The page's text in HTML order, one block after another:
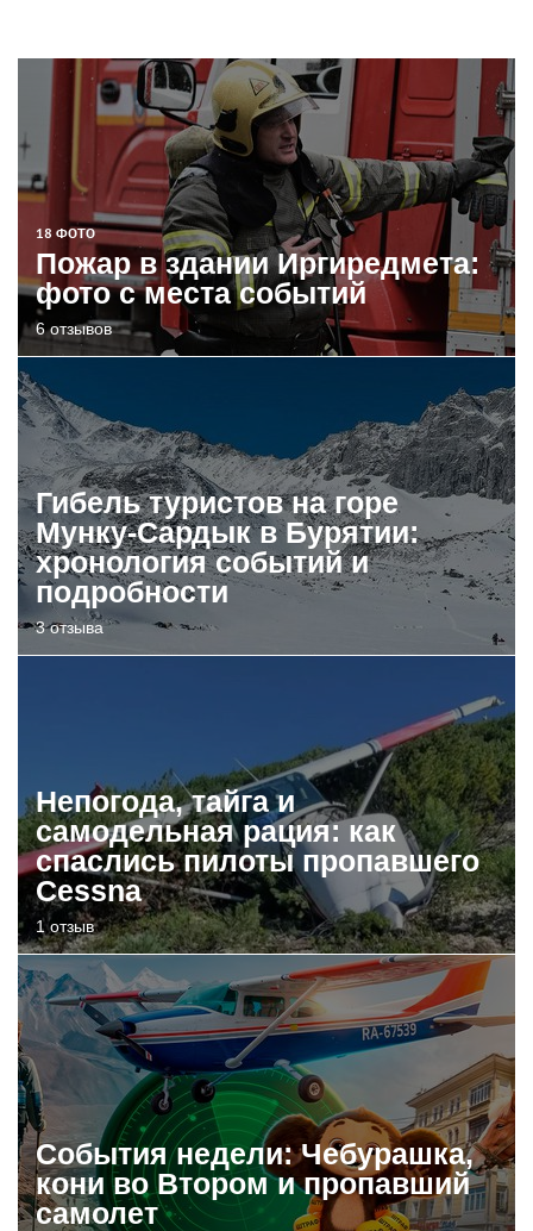
18 ФОТО
Пожар в здании Иргиредмета:
фото с места событий
6 отзывов
Гибель туристов на горе
Мунку-Сардык в Бурятии:
хронология событий и
подробности
3 отзыва
Непогода, тайга и
самодельная рация: как
спаслись пилоты пропавшего
Cessna
1 отзыв
События недели: Чебурашка,
кони во Втором и пропавший
самолет